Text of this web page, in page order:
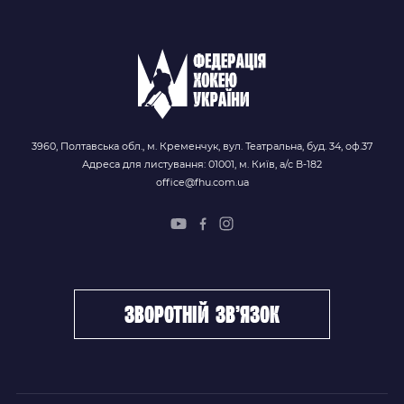
3960, Полтавська обл., м. Кременчук, вул. Театральна, буд. 34, оф.37
Адреса для листування: 01001, м. Київ, а/с В-182
office@fhu.com.ua
зворотній зв’язок